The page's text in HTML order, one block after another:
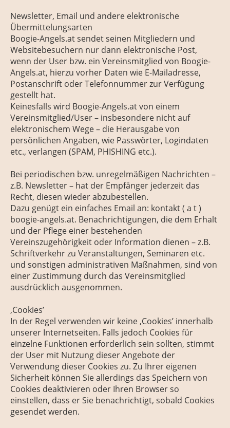
Newsletter, Email und andere elektronische
Übermittelungsarten
Boogie-Angels.at sendet seinen Mitgliedern und
Websitebesuchern nur dann elektronische Post,
wenn der User bzw. ein Vereinsmitglied von Boogie-
Angels.at, hierzu vorher Daten wie E-Mailadresse,
Postanschrift oder Telefonnummer zur Verfügung
gestellt hat.
Keinesfalls wird Boogie-Angels.at von einem
Vereinsmitglied/User – insbesondere nicht auf
elektronischem Wege – die Herausgabe von
persönlichen Angaben, wie Passwörter, Logindaten
etc., verlangen (SPAM, PHISHING etc.).
Bei periodischen bzw. unregelmäßigen Nachrichten –
z.B. Newsletter – hat der Empfänger jederzeit das
Recht, diesen wieder abzubestellen.
Dazu genügt ein einfaches Email an: kontakt ( a t )
boogie-angels.at. Benachrichtigungen, die dem Erhalt
und der Pflege einer bestehenden
Vereinszugehörigkeit oder Information dienen – z.B.
Schriftverkehr zu Veranstaltungen, Seminaren etc.
und sonstigen administrativen Maßnahmen, sind von
einer Zustimmung durch das Vereinsmitglied
ausdrücklich ausgenommen.
‚Cookies’
In der Regel verwenden wir keine ‚Cookies’ innerhalb
unserer Internetseiten. Falls jedoch Cookies für
einzelne Funktionen erforderlich sein sollten, stimmt
der User mit Nutzung dieser Angebote der
Verwendung dieser Cookies zu. Zu Ihrer eigenen
Sicherheit können Sie allerdings das Speichern von
Cookies deaktivieren oder Ihren Browser so
einstellen, dass er Sie benachrichtigt, sobald Cookies
gesendet werden.